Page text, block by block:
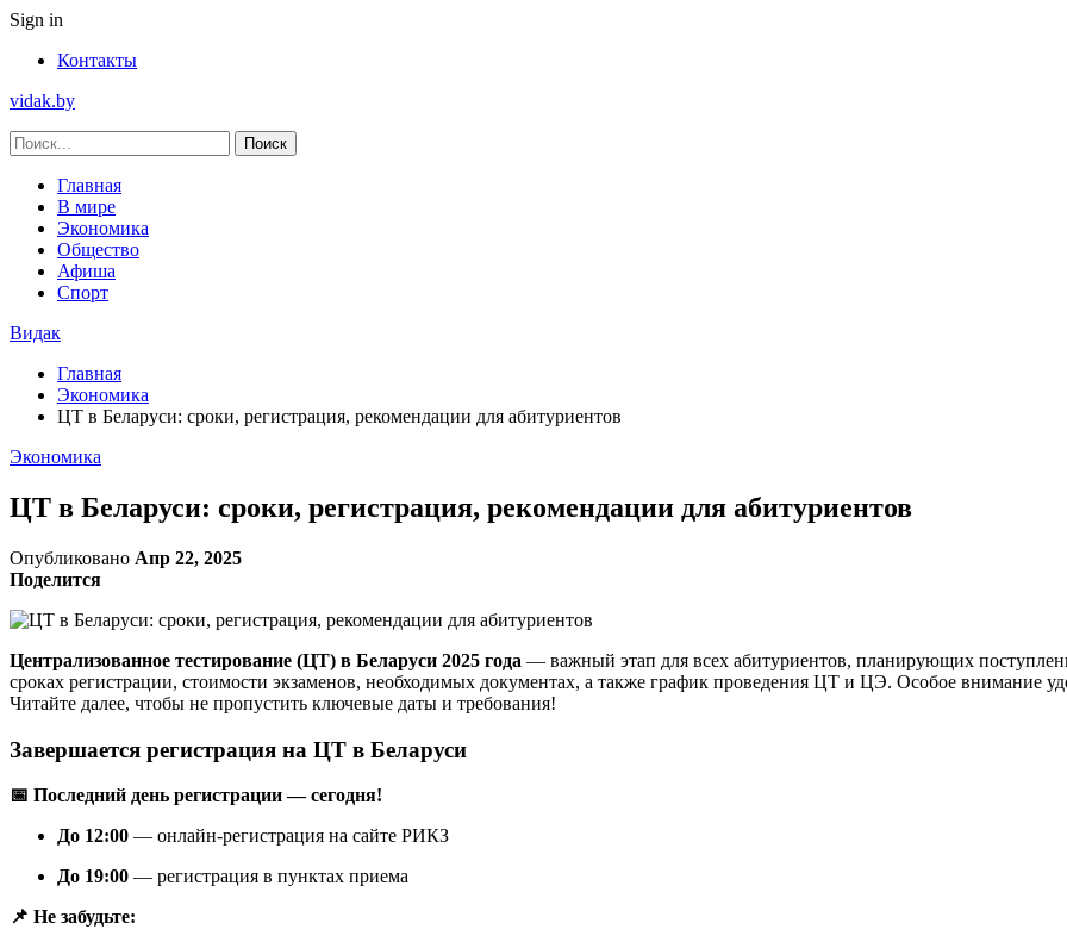
Sign in
Контакты
vidak.by
Главная
В мире
Экономика
Общество
Афиша
Спорт
Видак
Главная
Экономика
ЦТ в Беларуси: сроки, регистрация, рекомендации для абитуриентов
Экономика
ЦТ в Беларуси: сроки, регистрация, рекомендации для абитуриентов
Опубликовано Апр 22, 2025
Поделится
Централизованное тестирование (ЦТ) в Беларуси 2025 года — важный этап для всех абитуриентов, планирующих
сроках регистрации, стоимости экзаменов, необходимых документах, а также график проведения ЦТ и ЦЭ. Особое внимание
Читайте далее, чтобы не пропустить ключевые даты и требования!
Завершается регистрация на ЦТ в Беларуси
📅 Последний день регистрации — сегодня!
До 12:00 — онлайн-регистрация на сайте РИКЗ
До 19:00 — регистрация в пунктах приема
📌 Не забудьте: